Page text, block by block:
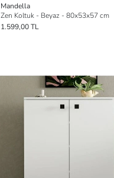
Mandella
Zen Koltuk - Beyaz - 80x53x57 cm
1.599,00 TL